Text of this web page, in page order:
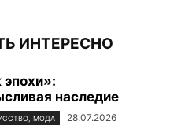
ИНТЕРЕСНО
наследие
МОДА 28.07.2026